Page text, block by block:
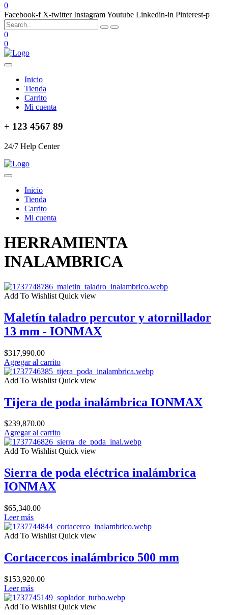
0
Facebook-f X-twitter InstagramYoutube Linkedin-in Pinterest-p
0
0
Inicio
Tienda
Carrito
Mi cuenta
+ 123 4567 89
24/7 Help Center
Inicio
Tienda
Carrito
Mi cuenta
HERRAMIENTA
INALAMBRICA
Add To Wishlist Quick view
Maletín taladro percutor y atornillador
13 mm - IONMAX
$317,990.00
Agregar al carrito
Add To Wishlist Quick view
Tijera de poda inalámbrica IONMAX
$239,870.00
Agregar al carrito
Add To Wishlist Quick view
Sierra de poda eléctrica inalámbrica
IONMAX
$65,340.00
Leer más
Add To Wishlist Quick view
Cortacercos inalámbrico 500 mm
$153,920.00
Leer más
Add To Wishlist Quick view